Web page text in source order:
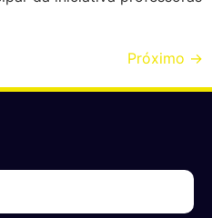
Próximo →